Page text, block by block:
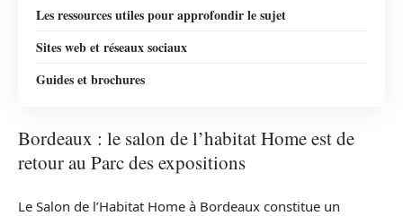
Les ressources utiles pour approfondir le sujet
Sites web et réseaux sociaux
Guides et brochures
Bordeaux : le salon de l’habitat Home est de
retour au Parc des expositions
Le Salon de l’Habitat Home à Bordeaux constitue un